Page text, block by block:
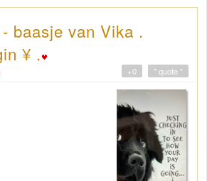
baasje van Vika .
¥ .
" quote "
+0